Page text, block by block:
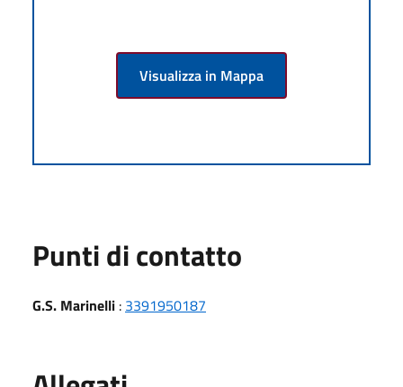
Visualizza in Mappa
Punti di contatto
G.S. Marinelli : 3391950187